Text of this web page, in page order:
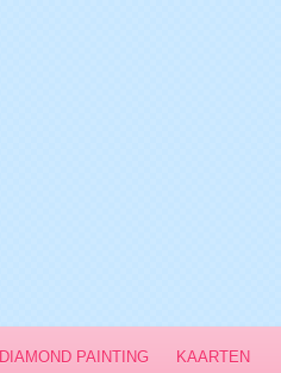
DIAMOND PAINTING KAARTEN